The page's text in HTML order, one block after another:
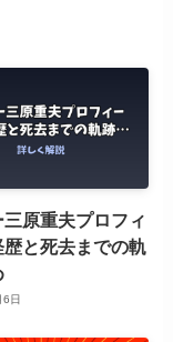
三原重夫プロフィ
歴と死去までの軌
日